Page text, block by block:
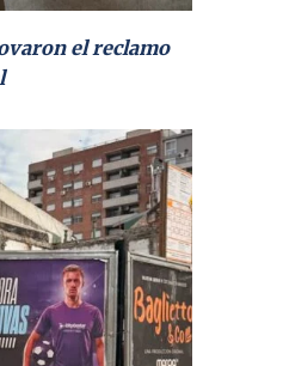
el reclamo